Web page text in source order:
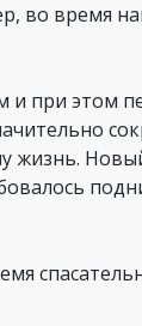
во время
и при этом
жизнь.